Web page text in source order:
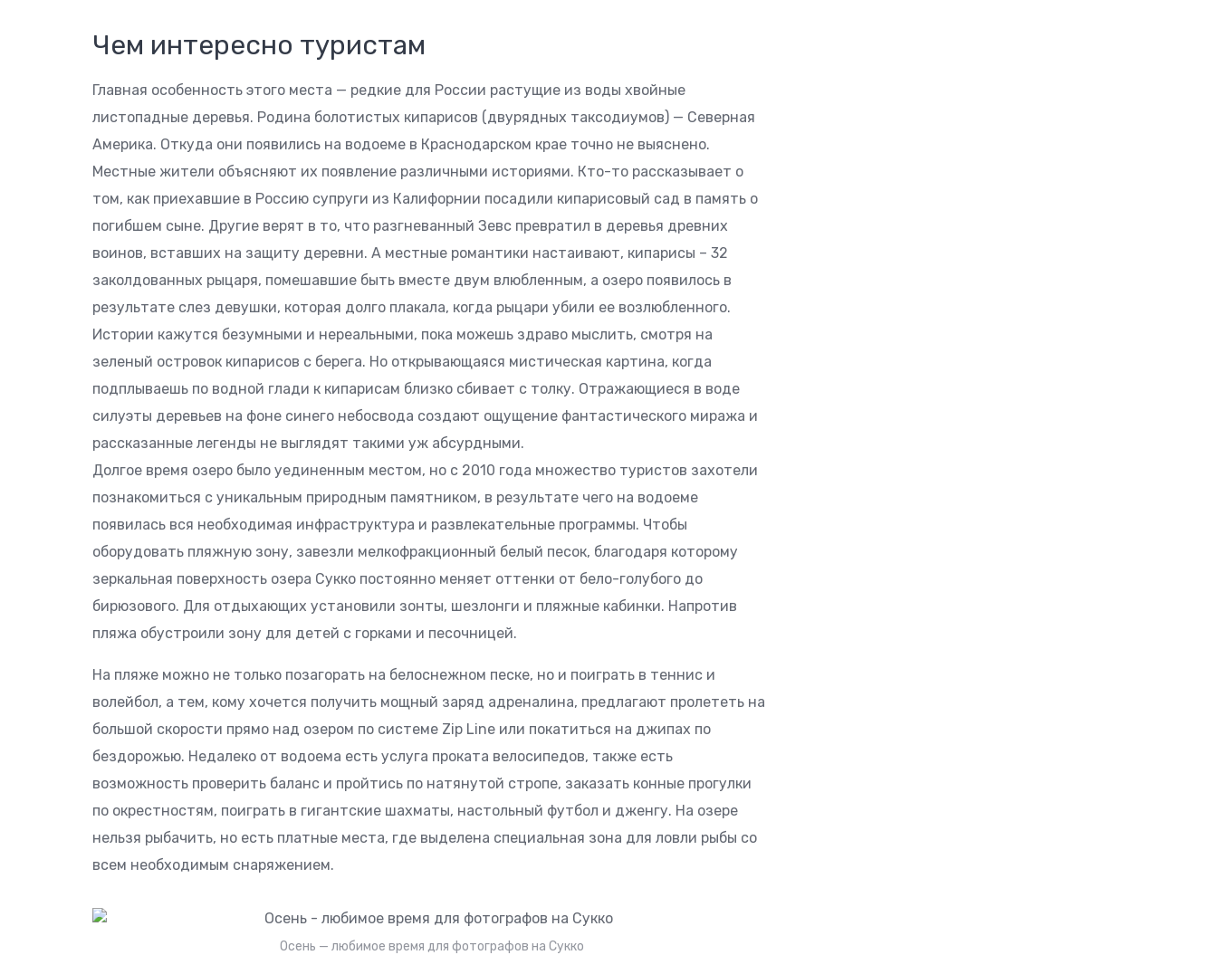
Чем интересно туристам
Главная особенность этого места — редкие для России растущие из воды хвойные
листопадные деревья. Родина болотистых кипарисов (двурядных таксодиумов) — Северная
Америка. Откуда они появились на водоеме в Краснодарском крае точно не выяснено.
Местные жители объясняют их появление различными историями. Кто-то рассказывает о
том, как приехавшие в Россию супруги из Калифорнии посадили кипарисовый сад в память о
погибшем сыне. Другие верят в то, что разгневанный Зевс превратил в деревья древних
воинов, вставших на защиту деревни. А местные романтики настаивают, кипарисы – 32
заколдованных рыцаря, помешавшие быть вместе двум влюбленным, а озеро появилось в
результате слез девушки, которая долго плакала, когда рыцари убили ее возлюбленного.
Истории кажутся безумными и нереальными, пока можешь здраво мыслить, смотря на
зеленый островок кипарисов с берега. Но открывающаяся мистическая картина, когда
подплываешь по водной глади к кипарисам близко сбивает с толку. Отражающиеся в воде
силуэты деревьев на фоне синего небосвода создают ощущение фантастического миража и
рассказанные легенды не выглядят такими уж абсурдными.
Долгое время озеро было уединенным местом, но с 2010 года множество туристов захотели
познакомиться с уникальным природным памятником, в результате чего на водоеме
появилась вся необходимая инфраструктура и развлекательные программы. Чтобы
оборудовать пляжную зону, завезли мелкофракционный белый песок, благодаря которому
зеркальная поверхность озера Сукко постоянно меняет оттенки от бело-голубого до
бирюзового. Для отдыхающих установили зонты, шезлонги и пляжные кабинки. Напротив
пляжа обустроили зону для детей с горками и песочницей.
На пляже можно не только позагорать на белоснежном песке, но и поиграть в теннис и
волейбол, а тем, кому хочется получить мощный заряд адреналина, предлагают пролететь на
большой скорости прямо над озером по системе Zip Line или покатиться на джипах по
бездорожью. Недалеко от водоема есть услуга проката велосипедов, также есть
возможность проверить баланс и пройтись по натянутой стропе, заказать конные прогулки
по окрестностям, поиграть в гигантские шахматы, настольный футбол и дженгу. На озере
нельзя рыбачить, но есть платные места, где выделена специальная зона для ловли рыбы со
всем необходимым снаряжением.
Осень — любимое время для фотографов на Сукко